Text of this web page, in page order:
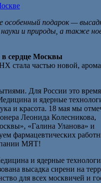
особенный подарок —
и природы, а также
сердце Москвы
стала частью новой,
Для России это время
и ядерные
и красота. 18 мая мы
Леонида Колесникова,
«Галина Уланова» и
фармацевтических
МЯТ!
и ядерные
высадка сирени на
для всех москвичей и